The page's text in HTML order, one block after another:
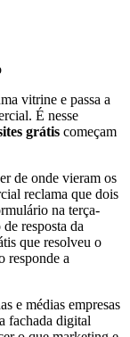
vitrine e passa a
É nesse
grátis começam
de onde vieram os
reclama que dois
na terça-
resposta da
que resolveu o
responde a
e médias empresas
fachada digital